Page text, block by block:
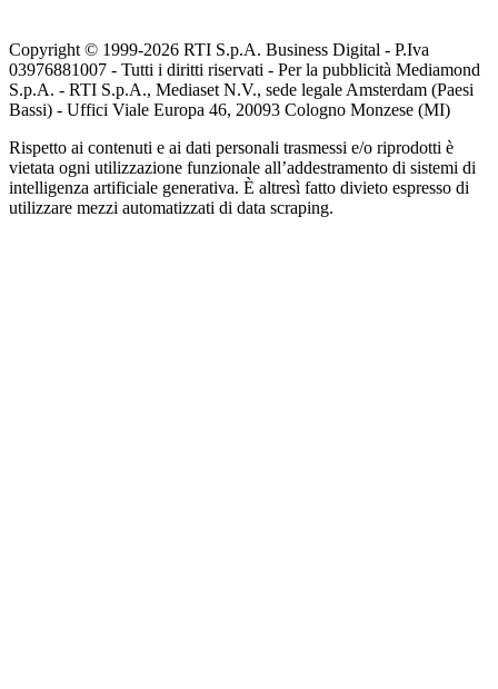
Copyright © 1999-2026 RTI S.p.A. Business Digital - P.Iva
03976881007 - Tutti i diritti riservati - Per la pubblicità Mediamond
S.p.A. - RTI S.p.A., Mediaset N.V., sede legale Amsterdam (Paesi
Bassi) - Uffici Viale Europa 46, 20093 Cologno Monzese (MI)
Rispetto ai contenuti e ai dati personali trasmessi e/o riprodotti è
vietata ogni utilizzazione funzionale all’addestramento di sistemi di
intelligenza artificiale generativa. È altresì fatto divieto espresso di
utilizzare mezzi automatizzati di data scraping.